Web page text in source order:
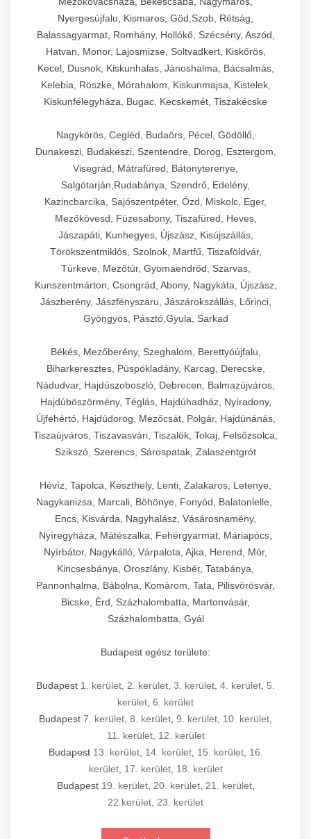
Nyergesújfalu, Kismaros, Göd,Szob, Rétság,
Balassagyarmat, Romhány, Hollókő, Szécsény, Aszód,
Hatvan, Monor, Lajosmizse, Soltvadkert, Kiskőrös,
Kecel, Dusnok, Kiskunhalas, Jánoshalma, Bácsalmás,
Kelebia, Röszke, Mórahalom, Kiskunmajsa, Kistelek,
Kiskunfélegyháza, Bugac, Kecskemét, Tiszakécske
Nagykörös, Cegléd, Budaörs, Pécel, Gödöllő,
Dunakeszi, Budakeszi, Szentendre, Dorog, Esztergom,
Visegrád, Mátrafüred, Bátonyterenye,
Salgótarján,Rudabánya, Szendrő, Edelény,
Kazincbarcika, Sajószentpéter, Ózd, Miskolc, Eger,
Mezőkövesd, Füzesabony, Tiszafüred, Heves,
Jászapáti, Kunhegyes, Újszász, Kisújszállás,
Törökszentmiklós, Szolnok, Martfű, Tiszaföldvár,
Túrkeve, Mezőtúr, Gyomaendrőd, Szarvas,
Kunszentmárton, Csongrád, Abony, Nagykáta, Újszász,
Jászberény, Jászfényszaru, Jászárokszállás, Lőrinci,
Gyöngyös, Pásztó,Gyula, Sarkad
Békés, Mezőberény, Szeghalom, Berettyóújfalu,
Biharkeresztes, Püspökladány, Karcag, Derecske,
Nádudvar, Hajdúszoboszló, Debrecen, Balmazújváros,
Hajdúböszörmény, Téglás, Hajdúhadház, Nyíradony,
Újfehértó, Hajdúdorog, Mezőcsát, Polgár, Hajdúnánás,
Tiszaújváros, Tiszavasvári, Tiszalök, Tokaj, Felsőzsolca,
Szikszó, Szerencs, Sárospatak, Zalaszentgrót
Hévíz, Tapolca, Keszthely, Lenti, Zalakaros, Letenye,
Nagykanizsa, Marcali, Böhönye, Fonyód, Balatonlelle,
Encs, Kisvárda, Nagyhalász, Vásárosnamény,
Nyíregyháza, Mátészalka, Fehérgyarmat, Máriapócs,
Nyírbátor, Nagykálló, Várpalota, Ajka, Herend, Mór,
Kincsesbánya, Oroszlány, Kisbér, Tatabánya,
Pannonhalma, Bábolna, Komárom, Tata, Pilisvörösvár,
Bicske, Érd, Százhalombatta, Martonvásár,
Százhalombatta, Gyál
Budapest egész területe:
Budapest 1. kerület, 2. kerület, 3. kerület, 4. kerület, 5.
kerület, 6. kerület
Budapest 7. kerület, 8. kerület, 9. kerület, 10. kerület,
11. kerület, 12. kerület
Budapest 13. kerület, 14. kerület, 15. kerület, 16.
kerület, 17. kerület, 18. kerület
Budapest 19. kerület, 20. kerület, 21. kerület,
22.kerület, 23. kerület